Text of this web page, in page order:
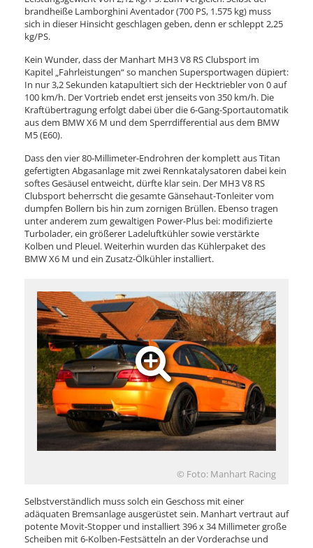
brandheiße Lamborghini Aventador (700 PS, 1.575 kg) muss
sich in dieser Hinsicht geschlagen geben, denn er schleppt 2,25
kg/PS.
Kein Wunder, dass der Manhart MH3 V8 RS Clubsport im
Kapitel „Fahrleistungen“ so manchen Supersportwagen düpiert:
In nur 3,2 Sekunden katapultiert sich der Hecktriebler von 0 auf
100 km/h. Der Vortrieb endet erst jenseits von 350 km/h. Die
Kraftübertragung erfolgt dabei über die 6-Gang-Sportautomatik
aus dem BMW X6 M und dem Sperrdifferential aus dem BMW
M5 (E60).
Dass den vier 80-Millimeter-Endrohren der komplett aus Titan
gefertigten Abgasanlage mit zwei Rennkatalysatoren dabei kein
softes Gesäusel entweicht, dürfte klar sein. Der MH3 V8 RS
Clubsport beherrscht die gesamte Gänsehaut-Tonleiter vom
dumpfen Bollern bis hin zum zornigen Brüllen. Ebenso tragen
unter anderem zum gewaltigen Power-Plus bei: modifizierte
Turbolader, ein größerer Ladeluftkühler sowie verstärkte
Kolben und Pleuel. Weiterhin wurden das Kühlerpaket des
BMW X6 M und ein Zusatz-Ölkühler installiert.
© Foto: Manhart Racing
Selbstverständlich muss solch ein Geschoss mit einer
adäquaten Bremsanlage ausgerüstet sein. Manhart vertraut auf
potente Movit-Stopper und installiert 396 x 34 Millimeter große
Scheiben mit 6-Kolben-Festsätteln an der Vorderachse und